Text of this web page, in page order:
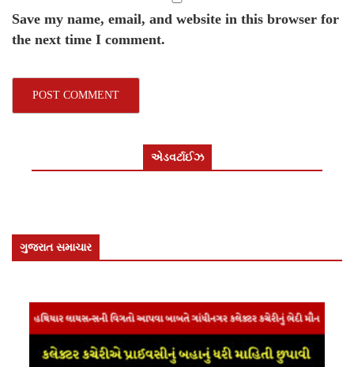
Save my name, email, and website in this browser for
the next time I comment.
એડવર્ટાઈઝ
ગુજરાત સમાચાર